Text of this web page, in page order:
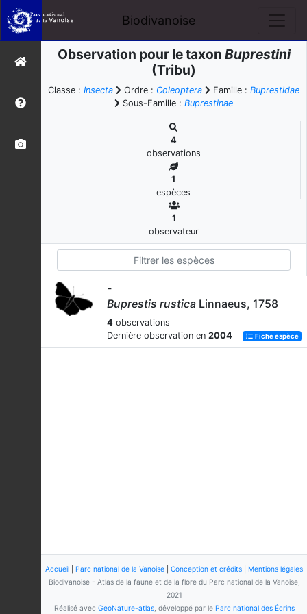
Biodivanoise
Observation pour le taxon Buprestini
(Tribu)
Classe : Insecta Ordre : Coleoptera Famille : Buprestidae
Sous-Famille : Buprestinae
4
observations
1
espèces
1
observateur
-
Buprestis rustica Linnaeus, 1758
4 observations
Dernière observation en 2004 Fiche espèce
Accueil Parc national de la Vanoise Conception et crédits
Mentions légales
Biodivanoise - Atlas de la faune et de la flore du Parc national de la Vanoise,
2021
Réalisé avec GeoNature-atlas, développé par le Parc national des Écrins